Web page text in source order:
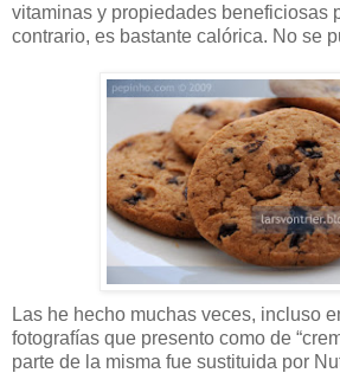
vitaminas y propiedades beneficiosas
contrario, es bastante calórica. No se
Las he hecho muchas veces, incluso
fotografías que presento como de
parte de la misma fue sustituida por